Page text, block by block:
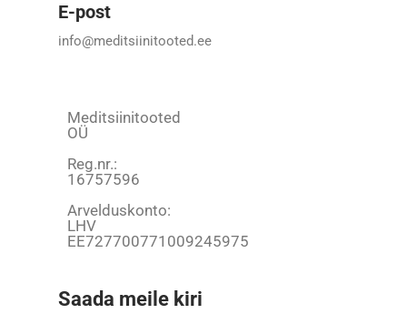
E-post
info@meditsiinitooted.ee
Meditsiinitooted
OÜ
Reg.nr.:
16757596
Arvelduskonto:
LHV
EE727700771009245975
Saada meile kiri